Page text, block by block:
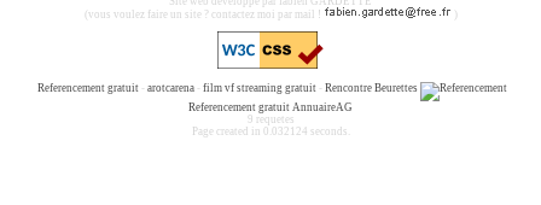
(vous voulez faire un site ? contactez moi par mail !
)
Referencement gratuit- arotcarena- film vf streaming gratuit- Rencontre Beurettes
Referencement gratuit AnnuaireAG
9 requetes
Page created in 0.032124 seconds.